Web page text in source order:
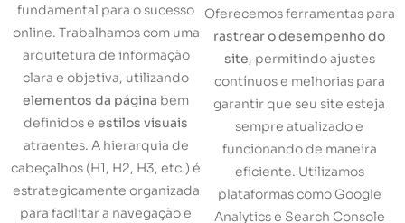
fundamental para o sucesso
online. Trabalhamos com uma
arquitetura de informação
clara e objetiva, utilizando
elementos da página bem
definidos e estilos visuais
atraentes. A hierarquia de
cabeçalhos (H1, H2, H3, etc.) é
estrategicamente organizada
para facilitar a navegação e
Oferecemos ferramentas para
rastrear o desempenho do
site, permitindo ajustes
contínuos e melhorias para
garantir que seu site esteja
sempre atualizado e
funcionando de maneira
eficiente. Utilizamos
plataformas como Google
Analytics e Search Console